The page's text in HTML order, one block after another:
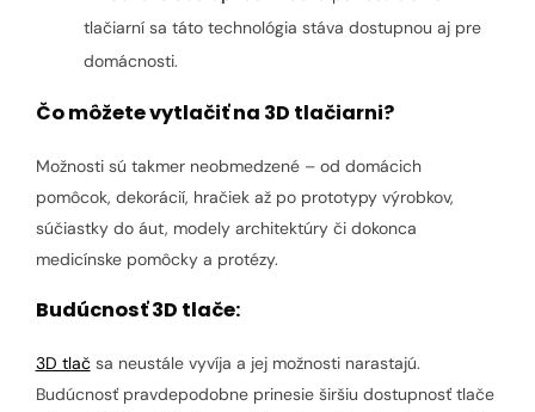
tlačiarní sa táto technológia stáva dostupnou aj pre
domácnosti.
Čo môžete vytlačiť na 3D tlačiarni?
Možnosti sú takmer neobmedzené – od domácich
pomôcok, dekorácií, hračiek až po prototypy výrobkov,
súčiastky do áut, modely architektúry či dokonca
medicínske pomôcky a protézy.
Budúcnosť 3D tlače:
3D tlač sa neustále vyvíja a jej možnosti narastajú.
Budúcnosť pravdepodobne prinesie širšiu dostupnosť tlače